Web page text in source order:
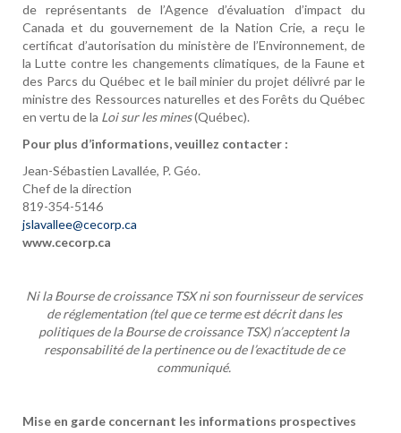
de représentants de l’Agence d’évaluation d’impact du
Canada et du gouvernement de la Nation Crie, a reçu le
certificat d’autorisation du ministère de l’Environnement, de
la Lutte contre les changements climatiques, de la Faune et
des Parcs du Québec et le bail minier du projet délivré par le
ministre des Ressources naturelles et des Forêts du Québec
en vertu de la Loi sur les mines(Québec).
Pour plus d’informations, veuillez contacter :
Jean-Sébastien Lavallée, P. Géo.
Chef de la direction
819-354-5146
jslavallee@cecorp.ca
www.cecorp.ca
Ni la Bourse de croissance TSX ni son fournisseur de services
de réglementation (tel que ce terme estdécrit dans les
politiques de la Bourse de croissance TSX) n’acceptent la
responsabilité de lapertinence ou de l’exactitude de ce
communiqué.
Mise en garde concernant les informations prospectives